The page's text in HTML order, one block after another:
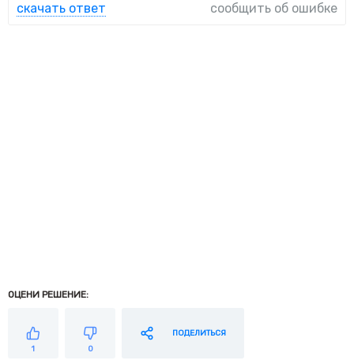
скачать ответ сообщить об ошибке
ОЦЕНИ РЕШЕНИЕ:
1 0
ПОДЕЛИТЬСЯ